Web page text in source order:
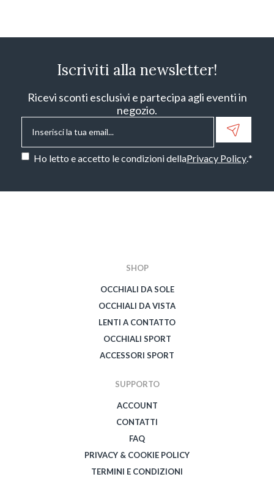
Iscriviti alla newsletter!
Ricevi sconti esclusivi e partecipa agli eventi in
negozio.
Email*
Consenso*
Ho letto e accetto le condizioni dellaPrivacy Policy*
SHOP
OCCHIALI DA SOLE
OCCHIALI DA VISTA
LENTI A CONTATTO
OCCHIALI SPORT
ACCESSORI SPORT
SUPPORTO
ACCOUNT
CONTATTI
FAQ
PRIVACY & COOKIE POLICY
TERMINI E CONDIZIONI